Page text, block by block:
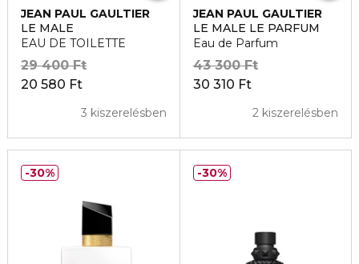
JEAN PAUL GAULTIER
LE MALE
EAU DE TOILETTE
20 580 Ft
29 400 Ft
3 kiszerelésben
JEAN PAUL GAULTIER
LE MALE LE PARFUM
Eau de Parfum
30 310 Ft
43 300 Ft
2 kiszerelésben
30% 30%